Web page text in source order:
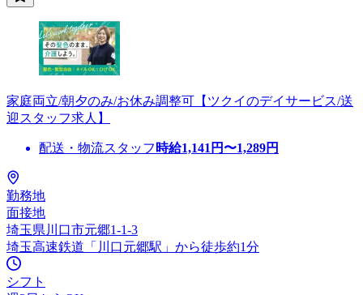
家庭両立/朝夕のみ/お休み調整可【ツクイのデイサービス/送
迎スタッフ求人】
配送・物流スタッフ 時給1,141 円〜1,289円
勤務地
面接地
埼玉県川口市元郷1-1-3
埼玉高速鉄道「川口元郷駅」から徒歩約1分
シフト